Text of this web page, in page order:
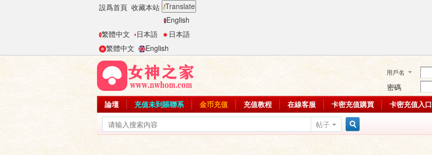
設爲首頁 收藏本站 Translate
English
繁體中文
日本語
日本語
繁體中文
English
用戶名
密碼
論壇 充值未到賬聯系 金币充值 充值教程 在線客服 卡密充值購買 卡密充值入口
帖子